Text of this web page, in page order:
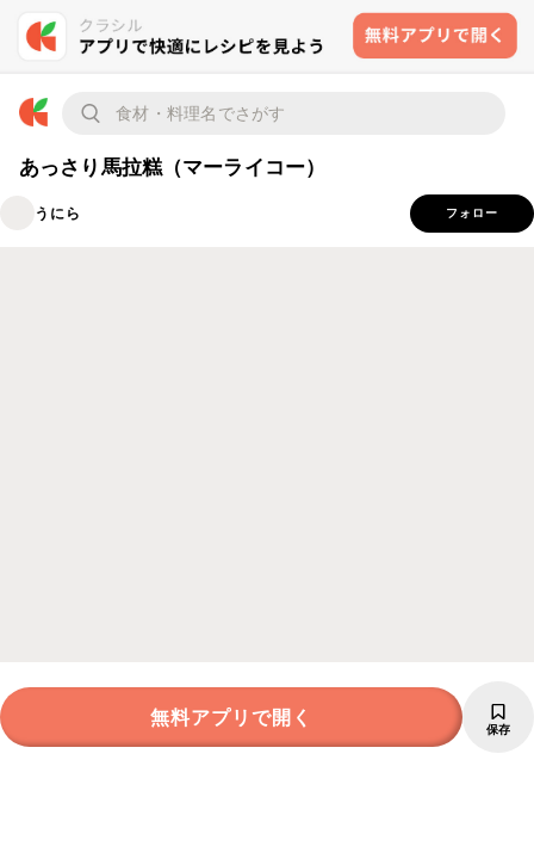
あっさり馬拉糕（マーライコー）
うにら フォロー
無料アプリで開く 保存